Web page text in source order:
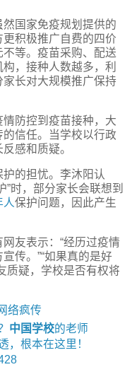
国家免疫规划提供的
积极推广自费的四价
等。疫苗采购、配送
，接种人数越多，利
长对大规模推广保持
防控到疫苗接种，大
信任。当学校以行政
感和质疑。
护的担忧。李沐阳认
”时，部分家长会联想到
人保护问题，因此产生
友表示：“经历过疫情
传。”“如果真的是好
质疑，学校是否有权将
络疯传
中国学校的老师
，根本在这里！